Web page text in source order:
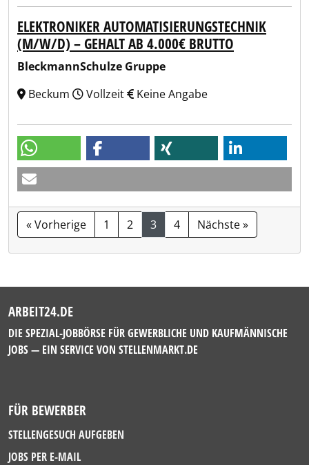
ELEKTRONIKER AUTOMATISIERUNGSTECHNIK
(M/W/D) – GEHALT AB 4.000€ BRUTTO
BleckmannSchulze Gruppe
Beckum
Vollzeit Keine Angabe
« Vorherige 1 2 3 4 Nächste »
ARBEIT24.DE
DIE SPEZIAL-JOBBÖRSE FÜR GEWERBLICHE UND KAUFMÄNNISCHE
JOBS — EIN SERVICE VON STELLENMARKT.DE
FÜR BEWERBER
STELLENGESUCH AUFGEBEN
JOBS PER E-MAIL